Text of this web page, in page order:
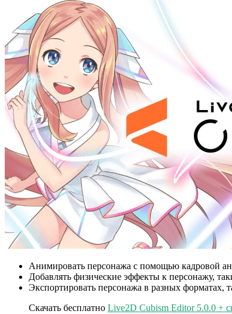
Анимировать персонажа с помощью кадровой
Добавлять физические эффекты к персонажу,
Экспортировать персонажа в разных форматах,
Скачать бесплатно Live2D Cubism Editor 5.0.0 +